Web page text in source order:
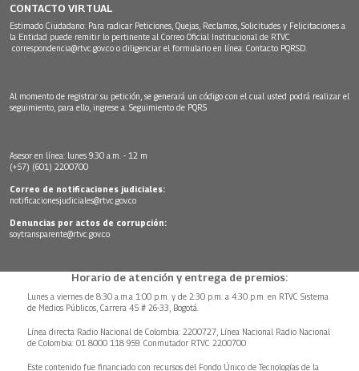
CONTACTO VIRTUAL
Estimado Ciudadano: Para radicar Peticiones, Quejas, Reclamos, Solicitudes y Felicitaciones a
la Entidad puede remitir lo pertinente al Correo Oficial Institucional de RTVC
correspondencia@rtvc.gov.co o diligenciar el formulario en línea: Contacto PQRSD.
Al momento de registrar su petición, se generará un código con el cual usted podrá realizar el
seguimiento, para ello, ingrese a: Seguimiento de PQRS
Asesor en línea: lunes 9:30 a.m. - 12 m
(+57) (601) 2200700
Correo de notificaciones judiciales:
notificacionesjudiciales@rtvc.gov.co
Denuncias por actos de corrupción:
soytransparente@rtvc.gov.co
Horario de atención y entrega de premios:
Lunes a viernes de 8:30 a.m.a 1:00 p.m. y de 2:30 p.m. a 4:30 p.m. en RTVC Sistema
de Medios Públicos, Carrera 45 # 26-33, Bogotá.
Línea directa Radio Nacional de Colombia: 2200727, Línea Nacional Radio Nacional
de Colombia: 01 8000 118 959. Conmutador RTVC 2200700
Este contenido fue financiado con recursos del Fondo Único de Tecnologías de la